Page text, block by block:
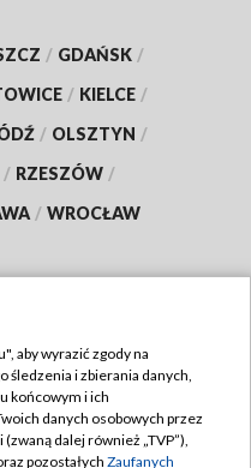
/ GDAŃSK /
/ KIELCE /
/ OLSZTYN /
/ RZESZÓW /
/ WROCŁAW
TVP
aby wyrazić zgody na
śledzenia i zbierania danych,
końcowym i ich
danych osobowych przez
dalej również „TVP”),
pozostałych Zaufanych